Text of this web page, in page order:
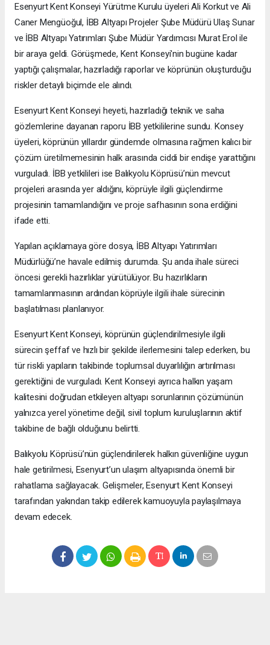
Esenyurt Kent Konseyi Yürütme Kurulu üyeleri Ali Korkut ve Ali
Caner Mengüoğul, İBB Altyapı Projeler Şube Müdürü Ulaş Sunar
ve İBB Altyapı Yatırımları Şube Müdür Yardımcısı Murat Erol ile
bir araya geldi. Görüşmede, Kent Konseyi'nin bugüne kadar
yaptığı çalışmalar, hazırladığı raporlar ve köprünün oluşturduğu
riskler detaylı biçimde ele alındı.
Esenyurt Kent Konseyi heyeti, hazırladığı teknik ve saha
gözlemlerine dayanan raporu İBB yetkililerine sundu. Konsey
üyeleri, köprünün yıllardır gündemde olmasına rağmen kalıcı bir
çözüm üretilmemesinin halk arasında ciddi bir endişe yarattığını
vurguladı. İBB yetkilileri ise Balıkyolu Köprüsü’nün mevcut
projeleri arasında yer aldığını, köprüyle ilgili güçlendirme
projesinin tamamlandığını ve proje safhasının sona erdiğini
ifade etti.
Yapılan açıklamaya göre dosya, İBB Altyapı Yatırımları
Müdürlüğü’ne havale edilmiş durumda. Şu anda ihale süreci
öncesi gerekli hazırlıklar yürütülüyor. Bu hazırlıkların
tamamlanmasının ardından köprüyle ilgili ihale sürecinin
başlatılması planlanıyor.
Esenyurt Kent Konseyi, köprünün güçlendirilmesiyle ilgili
sürecin şeffaf ve hızlı bir şekilde ilerlemesini talep ederken, bu
tür riskli yapıların takibinde toplumsal duyarlılığın artırılması
gerektiğini de vurguladı. Kent Konseyi ayrıca halkın yaşam
kalitesini doğrudan etkileyen altyapı sorunlarının çözümünün
yalnızca yerel yönetime değil, sivil toplum kuruluşlarının aktif
takibine de bağlı olduğunu belirtti.
Balıkyolu Köprüsü’nün güçlendirilerek halkın güvenliğine uygun
hale getirilmesi, Esenyurt’un ulaşım altyapısında önemli bir
rahatlama sağlayacak. Gelişmeler, Esenyurt Kent Konseyi
tarafından yakından takip edilerek kamuoyuyla paylaşılmaya
devam edecek.